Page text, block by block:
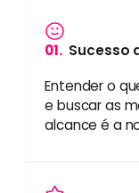
01. Sucesso
Entender o
e buscar as
alcance é a